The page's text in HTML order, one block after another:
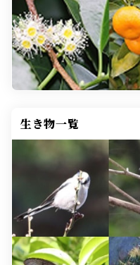
生き物一覧